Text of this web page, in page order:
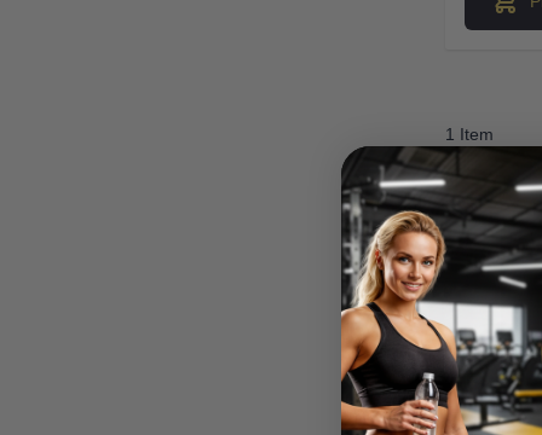
1 Item
Madara M. Verified Buyer